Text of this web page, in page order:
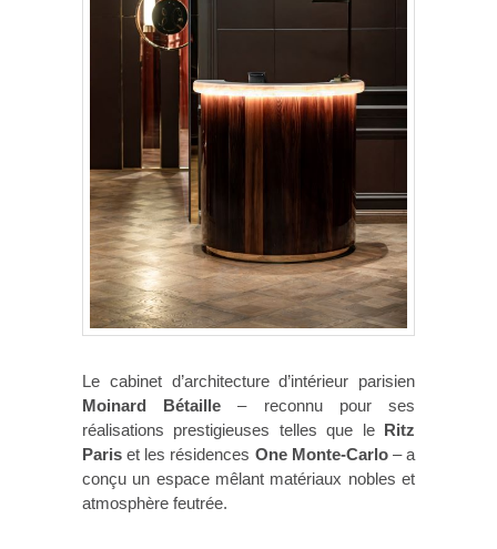
Le cabinet d’architecture d’intérieur parisien
Moinard Bétaille – reconnu pour ses
réalisations prestigieuses telles que le Ritz
Paris et les résidences One Monte-Carlo– a
conçu un espace mêlant matériaux nobles et
atmosphère feutrée.